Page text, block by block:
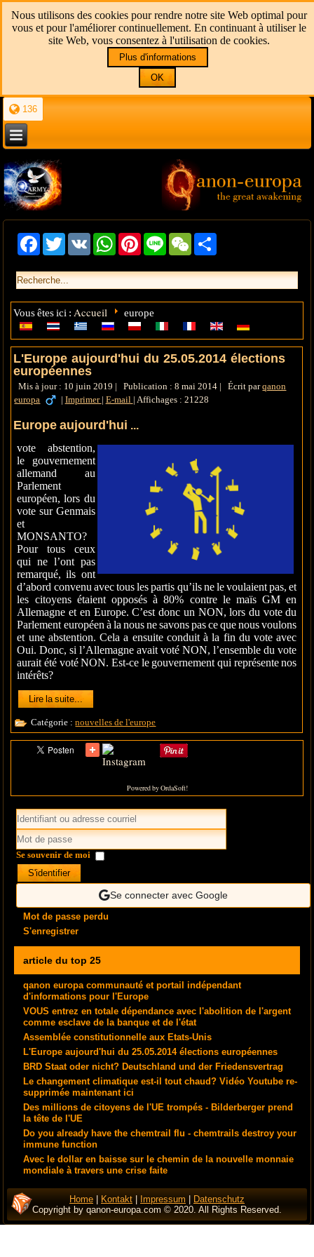
Nous utilisons des cookies pour rendre notre site Web optimal pour
vous et pour l'améliorer continuellement. En continuant à utiliser le
site Web, vous consentez à l'utilisation de cookies.
Plus d'informations
OK
136
Facebook
Twitter VK WhatsAppPinterestLine WeChat
Vous êtes ici : Accueil europe
L'Europe aujourd'hui du 25.05.2014 élections
européennes
Mis à jour : 10 juin 2019 | Publication : 8 mai 2014 | Écrit parqanon
europa
| Imprimer | E-mail | Affichages : 21228
Europe aujourd'hui ...
vote abstention,
le gouvernement
allemand au
Parlement
européen, lors du
vote sur Genmais
et
MONSANTO?
Pour tous ceux
qui ne l’ont pas
remarqué, ils ont
d’abord convenu avec tous les partis qu’ils ne le voulaient pas, et
les citoyens étaient opposés à 80% contre le maïs GM en
Allemagne et en Europe. C’est donc un NON, lors du vote du
Parlement européen à la nous ne savons pas ce que nous voulons
et une abstention. Cela a ensuite conduit à la fin du vote avec
Oui. Donc, si l’Allemagne avait voté NON, l’ensemble du vote
aurait été voté NON. Est-ce le gouvernement qui représente nos
intérêts?
Lire la suite...
Catégorie :nouvelles de l'europe
Powered by OrdaSoft!
Se souvenir de moi
S'identifier
Se connecter avec Google
Mot de passe perdu
S'enregistrer
article du top 25
qanon europa communauté et portail indépendant
d'informations pour l'Europe
VOUS entrez en totale dépendance avec l'abolition de l'argent
comme esclave de la banque et de l'état
Assemblée constitutionnelle aux Etats-Unis
L'Europe aujourd'hui du 25.05.2014 élections européennes
BRD Staat oder nicht? Deutschland und der Friedensvertrag
Le changement climatique est-il tout chaud? Vidéo Youtube re-
supprimée maintenant ici
Des millions de citoyens de l'UE trompés - Bilderberger prend
la tête de l'UE
Do you already have the chemtrail flu - chemtrails destroy your
immune function
Avec le dollar en baisse sur le chemin de la nouvelle monnaie
mondiale à travers une crise faite
Home Kontakt Impressum
Datenschutz
Copyright by qanon-europa.com © 2020. All Rights Reserved.